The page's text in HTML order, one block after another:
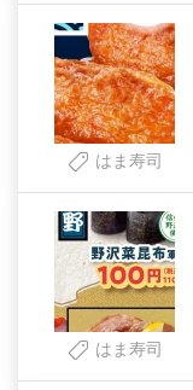
はま寿司
はま寿司